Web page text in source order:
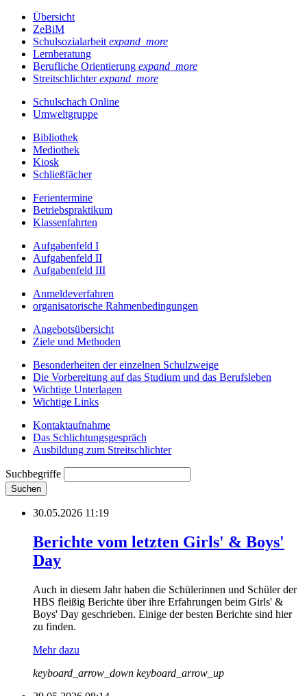
Übersicht
ZeBiM
Schulsozialarbeit expand_more
Lernberatung
Berufliche Orientierung expand_more
Streitschlichterexpand_more
Schulschach Online
Umweltgruppe
Bibliothek
Mediothek
Kiosk
Schließfächer
Ferientermine
Betriebspraktikum
Klassenfahrten
Aufgabenfeld I
Aufgabenfeld II
Aufgabenfeld III
Anmeldeverfahren
organisatorische Rahmenbedingungen
Angebotsübersicht
Ziele und Methoden
Besonderheiten der einzelnen Schulzweige
Die Vorbereitung auf das Studium und das Berufsleben
Wichtige Unterlagen
Wichtige Links
Kontaktaufnahme
Das Schlichtungsgespräch
Ausbildung zum Streitschlichter
Suchbegriffe
Suchen
30.05.2026 11:19
Berichte vom letzten Girls' & Boys'
Day
Auch in diesem Jahr haben die Schülerinnen und Schüler der
HBS fleißig Berichte über ihre Erfahrungen beim Girls' &
Boys' Day geschrieben. Einige der besten Berichte sind hier
zu finden.
Mehr dazu
keyboard_arrow_down keyboard_arrow_up